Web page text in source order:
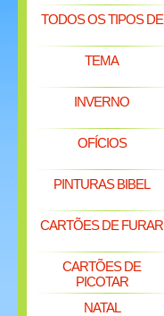
TODOS OS TIPOS DE
TEMA
INVERNO
OFÍCIOS
PINTURAS BIBEL
CARTÕES DE FURAR
CARTÕES DE
PICOTAR
NATAL